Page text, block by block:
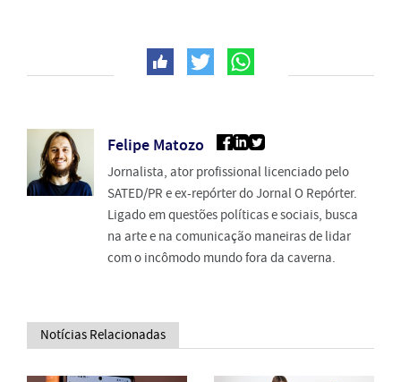
Felipe Matozo
Jornalista, ator profissional licenciado pelo
SATED/PR e ex-repórter do Jornal O Repórter.
Ligado em questões políticas e sociais, busca
na arte e na comunicação maneiras de lidar
com o incômodo mundo fora da caverna.
Notícias Relacionadas